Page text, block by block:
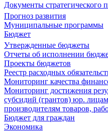
Документы стратегического
Прогноз развития
Муниципальные программы
Бюджет
Утвержденные бюджеты
Отчеты об исполнении
Проекты бюджетов
Реестр расходных
Мониторинг качества
Мониторинг достижения
субсидий (грантов) юр.
производителям товаров,
Бюджет для граждан
Экономика